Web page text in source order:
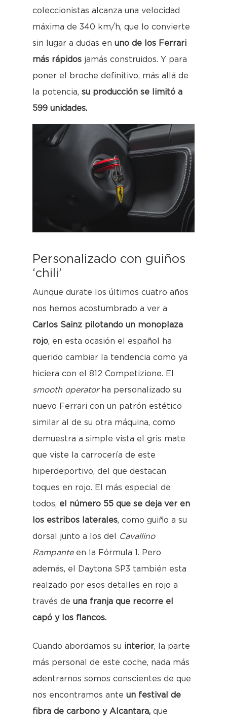
coleccionistas alcanza una velocidad
máxima de 340 km/h, que lo convierte
sin lugar a dudas en uno de los Ferrari
más rápidos jamás construidos. Y para
poner el broche definitivo, más allá de
la potencia, su producción se limitó a
599 unidades.
Personalizado con guiños
‘chili’
Aunque durate los últimos cuatro años
nos hemos acostumbrado a ver a
Carlos Sainz pilotando un monoplaza
rojo, en esta ocasión el español ha
querido cambiar la tendencia como ya
hiciera con el 812 Competizione. El
smooth operatorha personalizado su
nuevo Ferrari con un patrón estético
similar al de su otra máquina, como
demuestra a simple vista el gris mate
que viste la carrocería de este
hiperdeportivo, del que destacan
toques en rojo. El más especial de
todos, el número 55 que se deja ver en
los estribos laterales, como guiño a su
dorsal junto a los del
Cavallino
Rampanteen la Fórmula 1. Pero
además, el Daytona SP3 también esta
realzado por esos detalles en rojo a
través de una franja que recorre el
capó y los flancos.
Cuando abordamos su interior, la parte
más personal de este coche, nada más
adentrarnos somos conscientes de que
nos encontramos ante un festival de
fibra de carbono y Alcantara, que